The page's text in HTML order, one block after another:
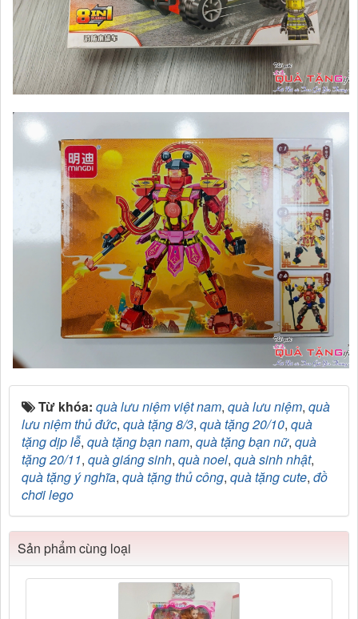
Từ khóa: quà lưu niệm việt nam, quà lưu niệm, quà
lưu niệm thủ đức, quà tặng 8/3, quà tặng 20/10, quà
tặng dịp lễ, quà tặng bạn nam, quà tặng bạn nữ, quà
tặng 20/11, quà giáng sinh, quà noel, quà sinh nhật,
quà tặng ý nghĩa, quà tặng thủ công, quà tặng cute, đồ
chơi lego
Sản phẩm cùng loại